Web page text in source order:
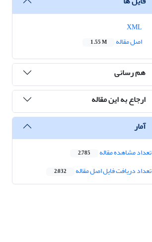
اصل مقاله
1.55 M
هم رسانی
ارجاع به این مقاله
آمار
تعداد مشاهده مقاله 2,785
تعداد دریافت فایل اصل مقاله 2,032